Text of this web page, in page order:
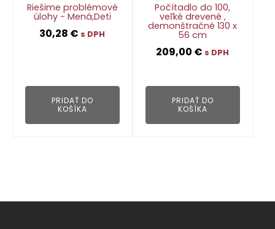
Riešime problémové
úlohy - Mená,Deti
30,28 € s DPH
PRIDAŤ DO
KOŠÍKA
Počítadlo do 100,
veľké drevené ,
demonštračné 130 x
56 cm
209,00 € s DPH
PRIDAŤ DO
KOŠÍKA